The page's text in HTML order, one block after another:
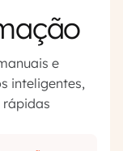
e
inteligentes,
rápidas